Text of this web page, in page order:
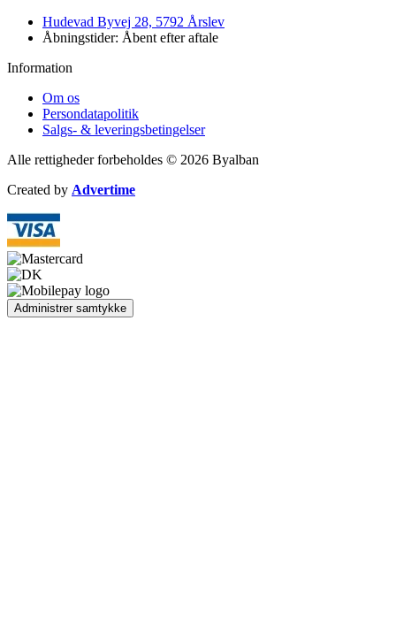
Hudevad Byvej 28, 5792 Årslev
Åbningstider: Åbent efter aftale
Information
Om os
Persondatapolitik
Salgs- & leveringsbetingelser
Alle rettigheder forbeholdes © 2026 Byalban
Created by Advertime
Administrer samtykke